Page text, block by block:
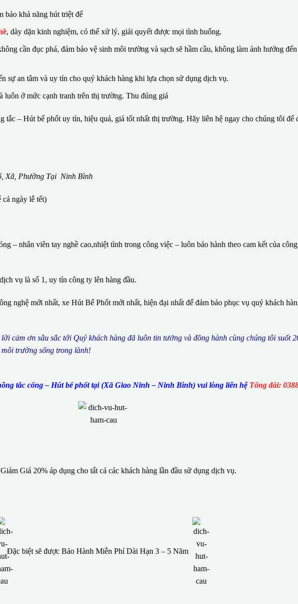
bảo khả năng hút triệt để
, dày dặn kinh nghiệm, có thể xử lý, giải quyết được mọi tình huống.
cần đục phá, đảm bảo vệ sinh môi trường và sạch sẽ hầm cầu, không làm ảnh hưởng
sự an tâm và uy tín cho quý khách hàng khi lựa chọn sử dụng dịch vụ.
luôn ở mức cạnh tranh trên thị trường. Thu đúng giá
tắc – Hút bể phốt uy tín, hiệu quả, giá tốt nhất thị trường. Hãy liên hệ ngay cho chúng tôi để
, Xã, Phường Tại Ninh Bình
cả ngày lễ tết)
– nhân viên tay nghề cao,nhiệt tình trong công việc – luôn bảo hành theo cam kết của
vụ là số 1, uy tín công ty lên hàng đầu.
nghệ mới nhất, xe Hút Bể Phốt mới nhất, hiện đại nhất để đảm bảo phục vụ quý khách
lời cảm ơn sâu sắc tới Quý khách hàng đã luôn tin tưởng và đồng hành cùng chúng tôi suốt
môi trường sống trong lành!
tắc cống – Hút bể phốt tại (Xã Giao Ninh – Ninh Bình) vui lòng liên hệ Tổng đài:
Giá 20% áp dụng cho tất cả các khách hàng lần đầu sử dụng dịch vụ.
Đặc biệt sẽ được Bảo Hành Miễn Phí Dài Hạn 3 – 5 Năm